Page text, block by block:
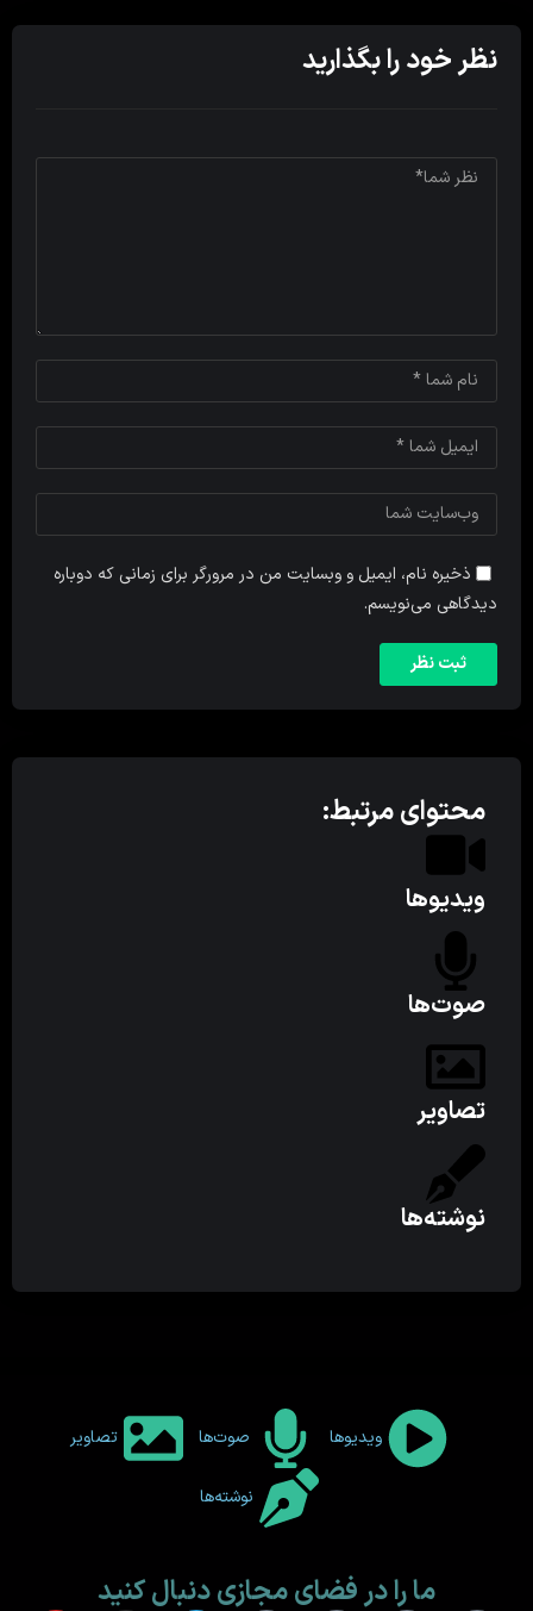
نظر خود را بگذارید
ذخیره نام، ایمیل و وبسایت من در مرورگر برای زمانی که دوباره
دیدگاهی می‌نویسم.
محتوای مرتبط:
ویدیوها
صوت‌ها
تصاویر
نوشته‌ها
ویدیوها صوت‌ها تصاویر
نوشته‌ها
ما را در فضای مجازی دنبال کنید